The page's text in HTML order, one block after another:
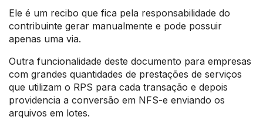
Ele é um recibo que fica pela responsabilidade do
contribuinte gerar manualmente e pode possuir
apenas uma via.
Outra funcionalidade deste documento para empresas
com grandes quantidades de prestações de serviços
que utilizam o RPS para cada transação e depois
providencia a conversão em NFS-e enviando os
arquivos em lotes.